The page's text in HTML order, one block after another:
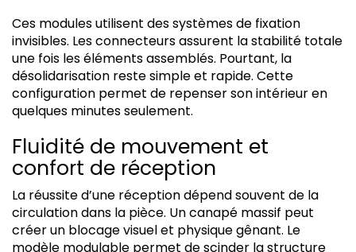
Ces modules utilisent des systèmes de fixation
invisibles. Les connecteurs assurent la stabilité totale
une fois les éléments assemblés. Pourtant, la
désolidarisation reste simple et rapide. Cette
configuration permet de repenser son intérieur en
quelques minutes seulement.
Fluidité de mouvement et
confort de réception
La réussite d’une réception dépend souvent de la
circulation dans la pièce. Un canapé massif peut
créer un blocage visuel et physique gênant. Le
modèle modulable permet de scinder la structure